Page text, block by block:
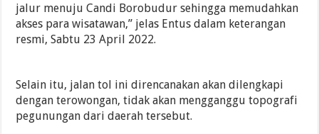
jalur menuju Candi Borobudur sehingga memudahkan
akses para wisatawan,” jelas Entus dalam keterangan
resmi, Sabtu 23 April 2022.
Selain itu, jalan tol ini direncanakan akan dilengkapi
dengan terowongan, tidak akan mengganggu topografi
pegunungan dari daerah tersebut.